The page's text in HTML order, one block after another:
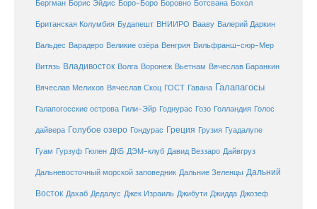
Бергман Борис Эйдис Боро-Боро Боровно Ботсвана Бохол
Британская Колумбия Будапешт ВНИИРО Вааву Валерий Даркин
Вальдес Варадеро Великие озёра Венгрия Вильфранш-сюр-Мер
Витязь Владивосток Волга Воронеж Вьетнам Вячеслав Баранкин
Вячеслав Мелихов Вячеслав Скоц ГОСТ Гавана Галапагосы
Галапогосские острова Гили-Эйр Годнурас Гозо Голландия Голос
дайвера Голубое озеро Гондурас Греция Грузия Гуадалупе
Гуам Гурзуф Гюлен ДКБ ДЭМ-клуб Давид Веззаро Дайвгруз
Дальневосточный морской заповедник Дальние Зеленцы Дальний
Восток Дахаб Дедалус Джек Израиль Джибути Джидда Джозеф